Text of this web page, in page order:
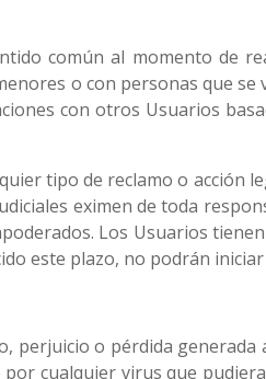
común al momento de
o con personas que
con otros Usuarios
tipo de reclamo o acción
eximen de toda
Los Usuarios
este plazo, no podrán
perjuicio o pérdida
cualquier virus que